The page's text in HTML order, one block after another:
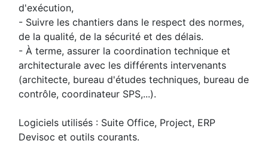
d'exécution,
- Suivre les chantiers dans le respect des normes,
de la qualité, de la sécurité et des délais.
- À terme, assurer la coordination technique et
architecturale avec les différents intervenants
(architecte, bureau d'études techniques, bureau de
contrôle, coordinateur SPS,...).
Logiciels utilisés : Suite Office, Project, ERP
Devisoc et outils courants.